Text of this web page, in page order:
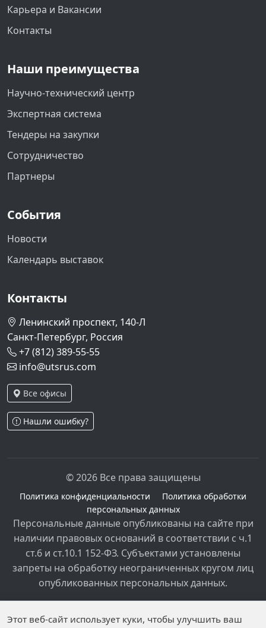
Карьера и Вакансии
Контакты
Наши преимущества
Научно-технический центр
Экспертная система
Тендеры на закупки
Сотрудничество
Партнеры
События
Новости
Календарь выставок
Контакты
Ленинский проспект, 140-Л
Санкт-Петербург, Россия
+7 (812) 389-55-55
info@utsrus.com
Все офисы
Нашли ошибку?
© 2026 Все права защищены
Политика конфиденциальности
Политика обработки
персональных данных
Персональные данные опубликованы на сайте при
наличии правовых оснований в соответствии с ч.1
ст.6 и ст.10.1 152-ФЗ. Субъектами установлены
запреты на обработку неограниченных кругом лиц
опубликованных персональных данных.
Этот веб-сайт использует куки, чтобы улучшить ваш